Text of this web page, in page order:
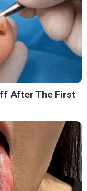
After The First